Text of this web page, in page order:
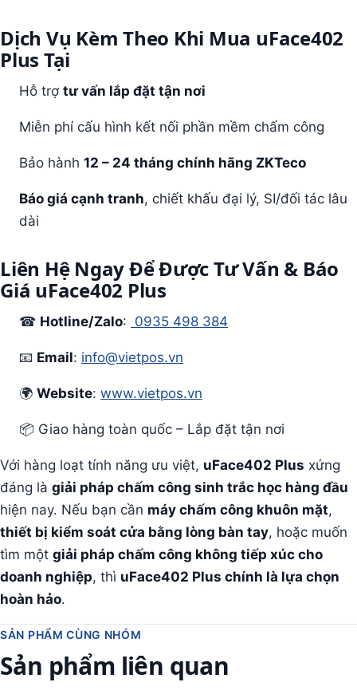
Dịch Vụ Kèm Theo Khi Mua uFace402
Plus Tại
Hỗ trợ tư vấn lắp đặt tận nơi
Miễn phí cấu hình kết nối phần mềm chấm công
Bảo hành 12 – 24 tháng chính hãng ZKTeco
Báo giá cạnh tranh, chiết khấu đại lý, SI/đối tác lâu
dài
Liên Hệ Ngay Để Được Tư Vấn & Báo
Giá uFace402 Plus
☎ Hotline/Zalo: 0935 498 384
📧 Email: info@vietpos.vn
🌍 Website: www.vietpos.vn
📦 Giao hàng toàn quốc – Lắp đặt tận nơi
Với hàng loạt tính năng ưu việt, uFace402 Plus xứng
đáng là giải pháp chấm công sinh trắc học hàng đầu
hiện nay. Nếu bạn cần máy chấm công khuôn mặt,
thiết bị kiểm soát cửa bằng lòng bàn tay, hoặc muốn
tìm một giải pháp chấm công không tiếp xúc cho
doanh nghiệp, thì uFace402 Plus chính là lựa chọn
hoàn hảo.
SẢN PHẨM CÙNG NHÓM
Sản phẩm liên quan